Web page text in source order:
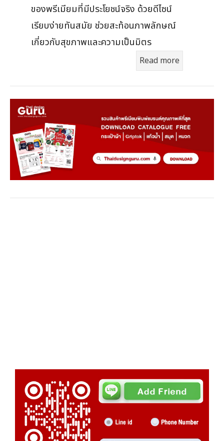
ของพรีเมียมที่มีประโยชน์จริง ด้วยดีไซน์
เรียบง่ายทันสมัย ช่วยสะท้อนภาพลักษณ์
เกี่ยวกับสุขภาพและความเป็นมิตร
Read more